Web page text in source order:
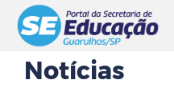
Notícias